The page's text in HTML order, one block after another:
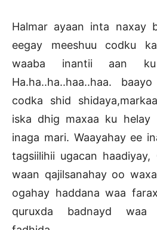
Halmar ayaan inta naxay
eegay meeshuu codku
waaba inantii aan ku
Ha.ha..ha..haa..haa.
codka shid
iska dhig maxaa ku helay
inaga mari. Waayahay ee
tagsiilihii ugacan
waan qajilsanahay oo
ogahay haddana waa
quruxda badnayd waa